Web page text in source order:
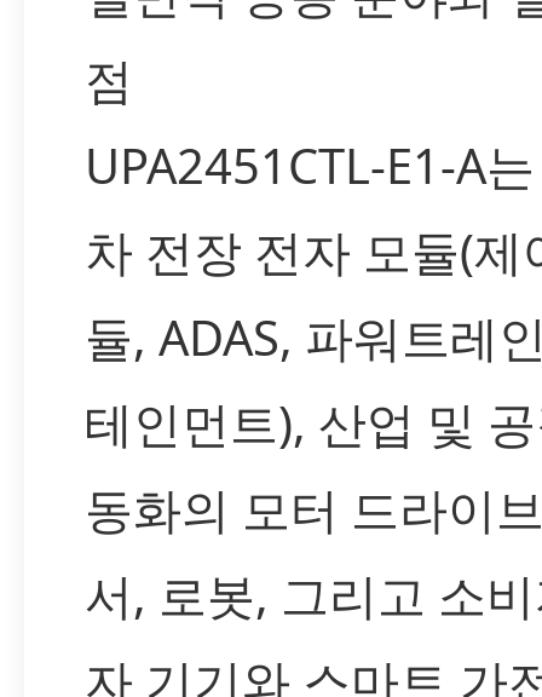
점
UPA2451CTL-E1-A
차 전장 전자 모듈(제
듈, ADAS, 파워트레
테인먼트), 산업 및
동화의 모터 드라이
서, 로봇, 그리고 소
자 기기와 스마트 가